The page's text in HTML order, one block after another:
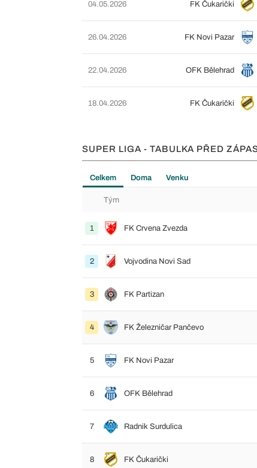
04.05.2026 FK Čukarički
26.04.2026 FK Novi Pazar
22.04.2026 OFK Bělehrad
18.04.2026 FK Čukarički
SUPER LIGA - TABULKA PŘED
Celkem Doma Venku
Tým
1 FK Crvena Zvezda
2 Vojvodina Novi Sad
3 FK Partizan
4 FK Železničar Pančevo
5 FK Novi Pazar
6 OFK Bělehrad
7 Radnik Surdulica
8 FK Čukarički